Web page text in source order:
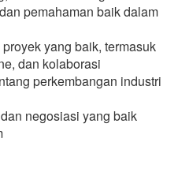
pemahaman baik dalam
yang baik, termasuk
dan kolaborasi
perkembangan industri
negosiasi yang baik